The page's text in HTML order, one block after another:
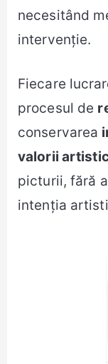
necesitând
intervenție.
Fiecare
procesul de
conservarea
valorii
picturii, fără
intenția